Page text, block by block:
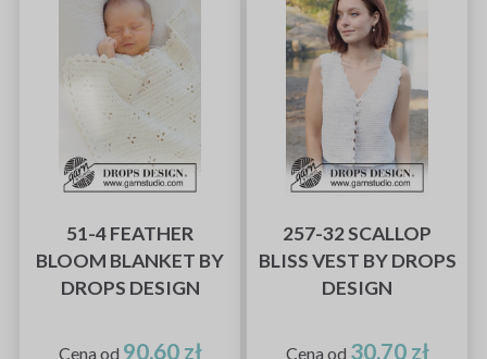
51-4 FEATHER
BLOOM BLANKET BY
DROPS DESIGN
Cena od 90,60 zł
257-32 SCALLOP
BLISS VEST BY DROPS
DESIGN
Cena od 30,70 zł